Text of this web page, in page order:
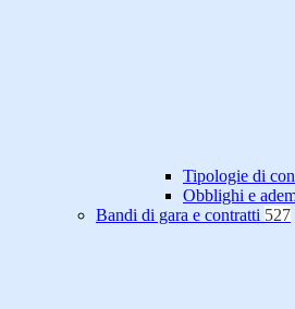
Tipologie di
Obblighi e
Bandi di gara e contratti 527